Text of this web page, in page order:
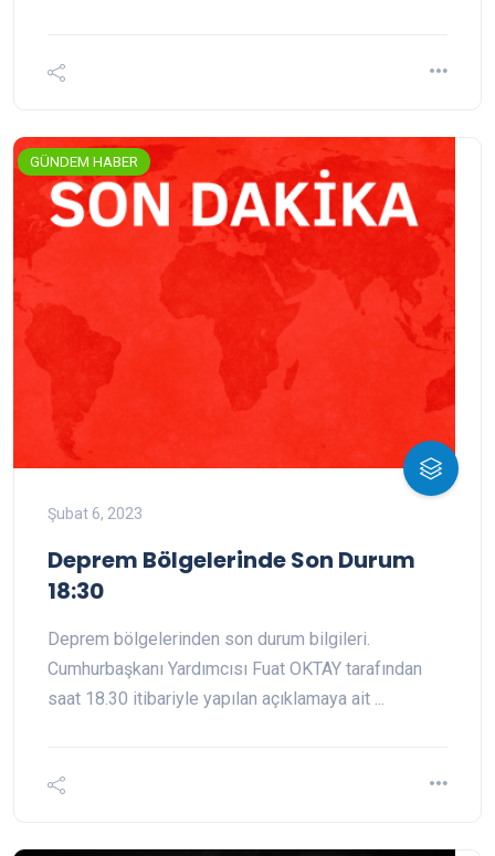
GÜNDEM HABER
Şubat 6, 2023
Deprem Bölgelerinde Son Durum
18:30
Deprem bölgelerinden son durum bilgileri.
Cumhurbaşkanı Yardımcısı Fuat OKTAY tarafından
saat 18.30 itibariyle yapılan açıklamaya ait ...